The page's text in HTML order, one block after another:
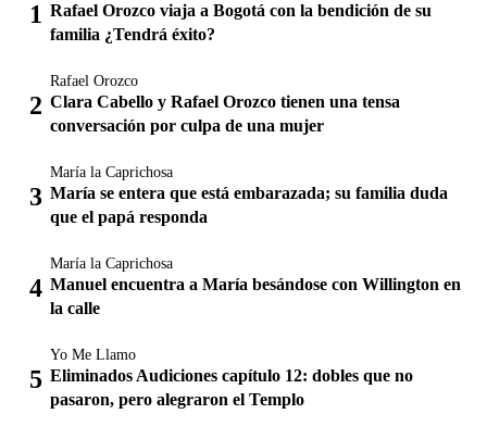
Rafael Orozco viaja a Bogotá con la bendición de su
familia ¿Tendrá éxito?
Rafael Orozco
Clara Cabello y Rafael Orozco tienen una tensa
conversación por culpa de una mujer
María la Caprichosa
María se entera que está embarazada; su familia duda
que el papá responda
María la Caprichosa
Manuel encuentra a María besándose con Willington en
la calle
Yo Me Llamo
Eliminados Audiciones capítulo 12: dobles que no
pasaron, pero alegraron el Templo